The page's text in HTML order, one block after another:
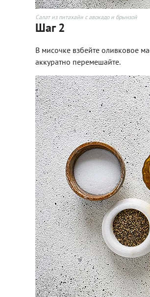
Салат из питахайи с авокадо и брынзой
Шаг 2
В мисочке взбейте оливковое
аккуратно перемешайте.